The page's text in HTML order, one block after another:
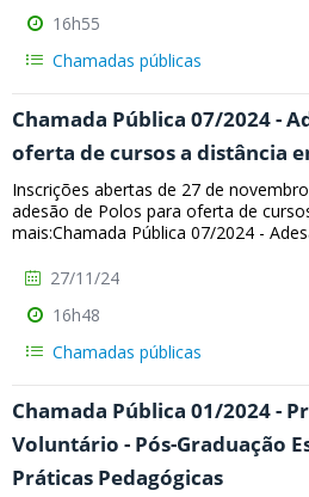
16h55
Chamadas públicas
Chamada Pública 07/2024 -
oferta de cursos a distância
Inscrições abertas de 27 de
adesão de Polos para oferta de
mais:Chamada Pública 07/2024 -
27/11/24
16h48
Chamadas públicas
Chamada Pública 01/2024 -
Voluntário - Pós-Graduação
Práticas Pedagógicas